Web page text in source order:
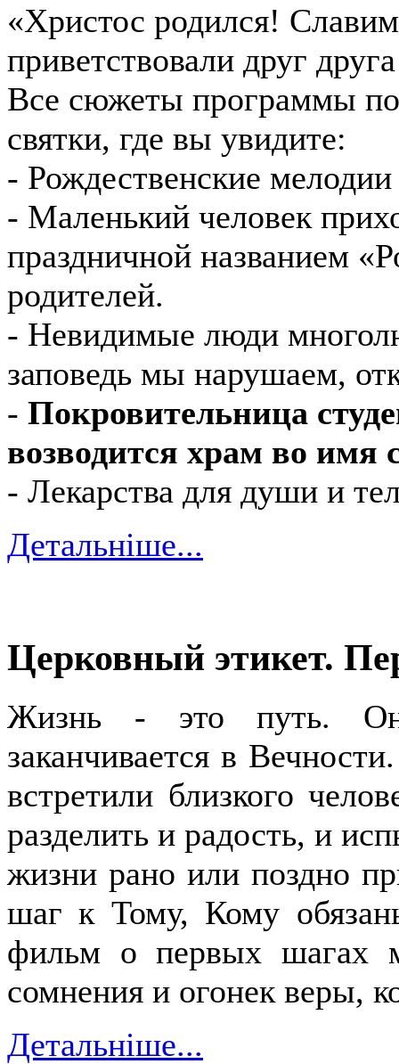
«Христос родился!
приветствовали друг
Все сюжеты программы
святки, где вы увидите:
- Рождественские
- Маленький человек
праздничной названием
родителей.
- Невидимые люди
заповедь мы нарушаем,
- Покровительница
возводится храм во
- Лекарства для души и
Детальніше...
Церковный этикет.
Жизнь - это путь.
заканчивается в
встретили близкого
разделить и радость, и
жизни рано или поздно
шаг к Тому, Кому
фильм о первых шагах
сомнения и огонек веры,
Детальніше...